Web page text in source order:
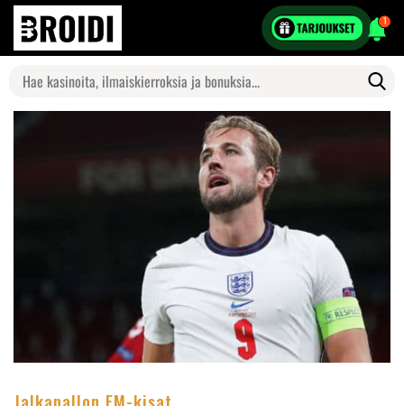
1
Search
for:
Jalkapallon EM-kisat